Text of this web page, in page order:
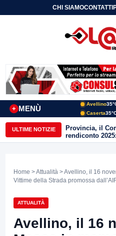
CHI SIAMOCONTATTI
MENÙ
+
Avellino
Caserta
ULTIME NOTIZIE
Provincia, il
rendiconto
priorità del
Home >Attualità > Avellino, il 16
Vittime della Strada promossa
ATTUALITÀ
Avellino, il 16